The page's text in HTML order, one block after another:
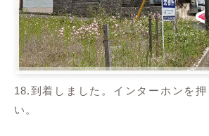
18.到着しました。インターホンを
い。